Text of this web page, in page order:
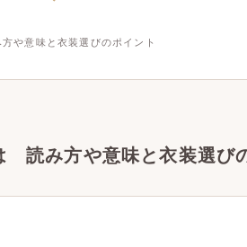
や意味と衣装選びのポイント
読み方や意味と衣装選び